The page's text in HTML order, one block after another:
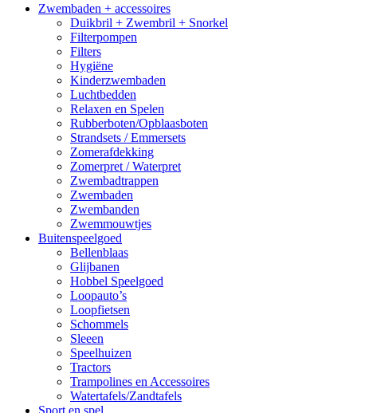
Zwembaden + accessoires
Duikbril + Zwembril + Snorkel
Filterpompen
Filters
Hygiëne
Kinderzwembaden
Luchtbedden
Relaxen en Spelen
Rubberboten/Opblaasboten
Strandsets / Emmersets
Zomerafdekking
Zomerpret / Waterpret
Zwembadtrappen
Zwembaden
Zwembanden
Zwemmouwtjes
Buitenspeelgoed
Bellenblaas
Glijbanen
Hobbel Speelgoed
Loopauto’s
Loopfietsen
Schommels
Sleeen
Speelhuizen
Tractors
Trampolines en Accessoires
Watertafels/Zandtafels
Sport en spel